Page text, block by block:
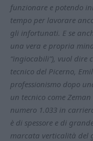
funzionare e potendo
tempo per lavorare
gli infortunati. E se
una vera e propria
“ingiocabili”), vuol dire
tecnico del Picerno,
professionismo dopo
un tecnico come
numero 1.033 in
è di spessore e di
marcata verticalità del